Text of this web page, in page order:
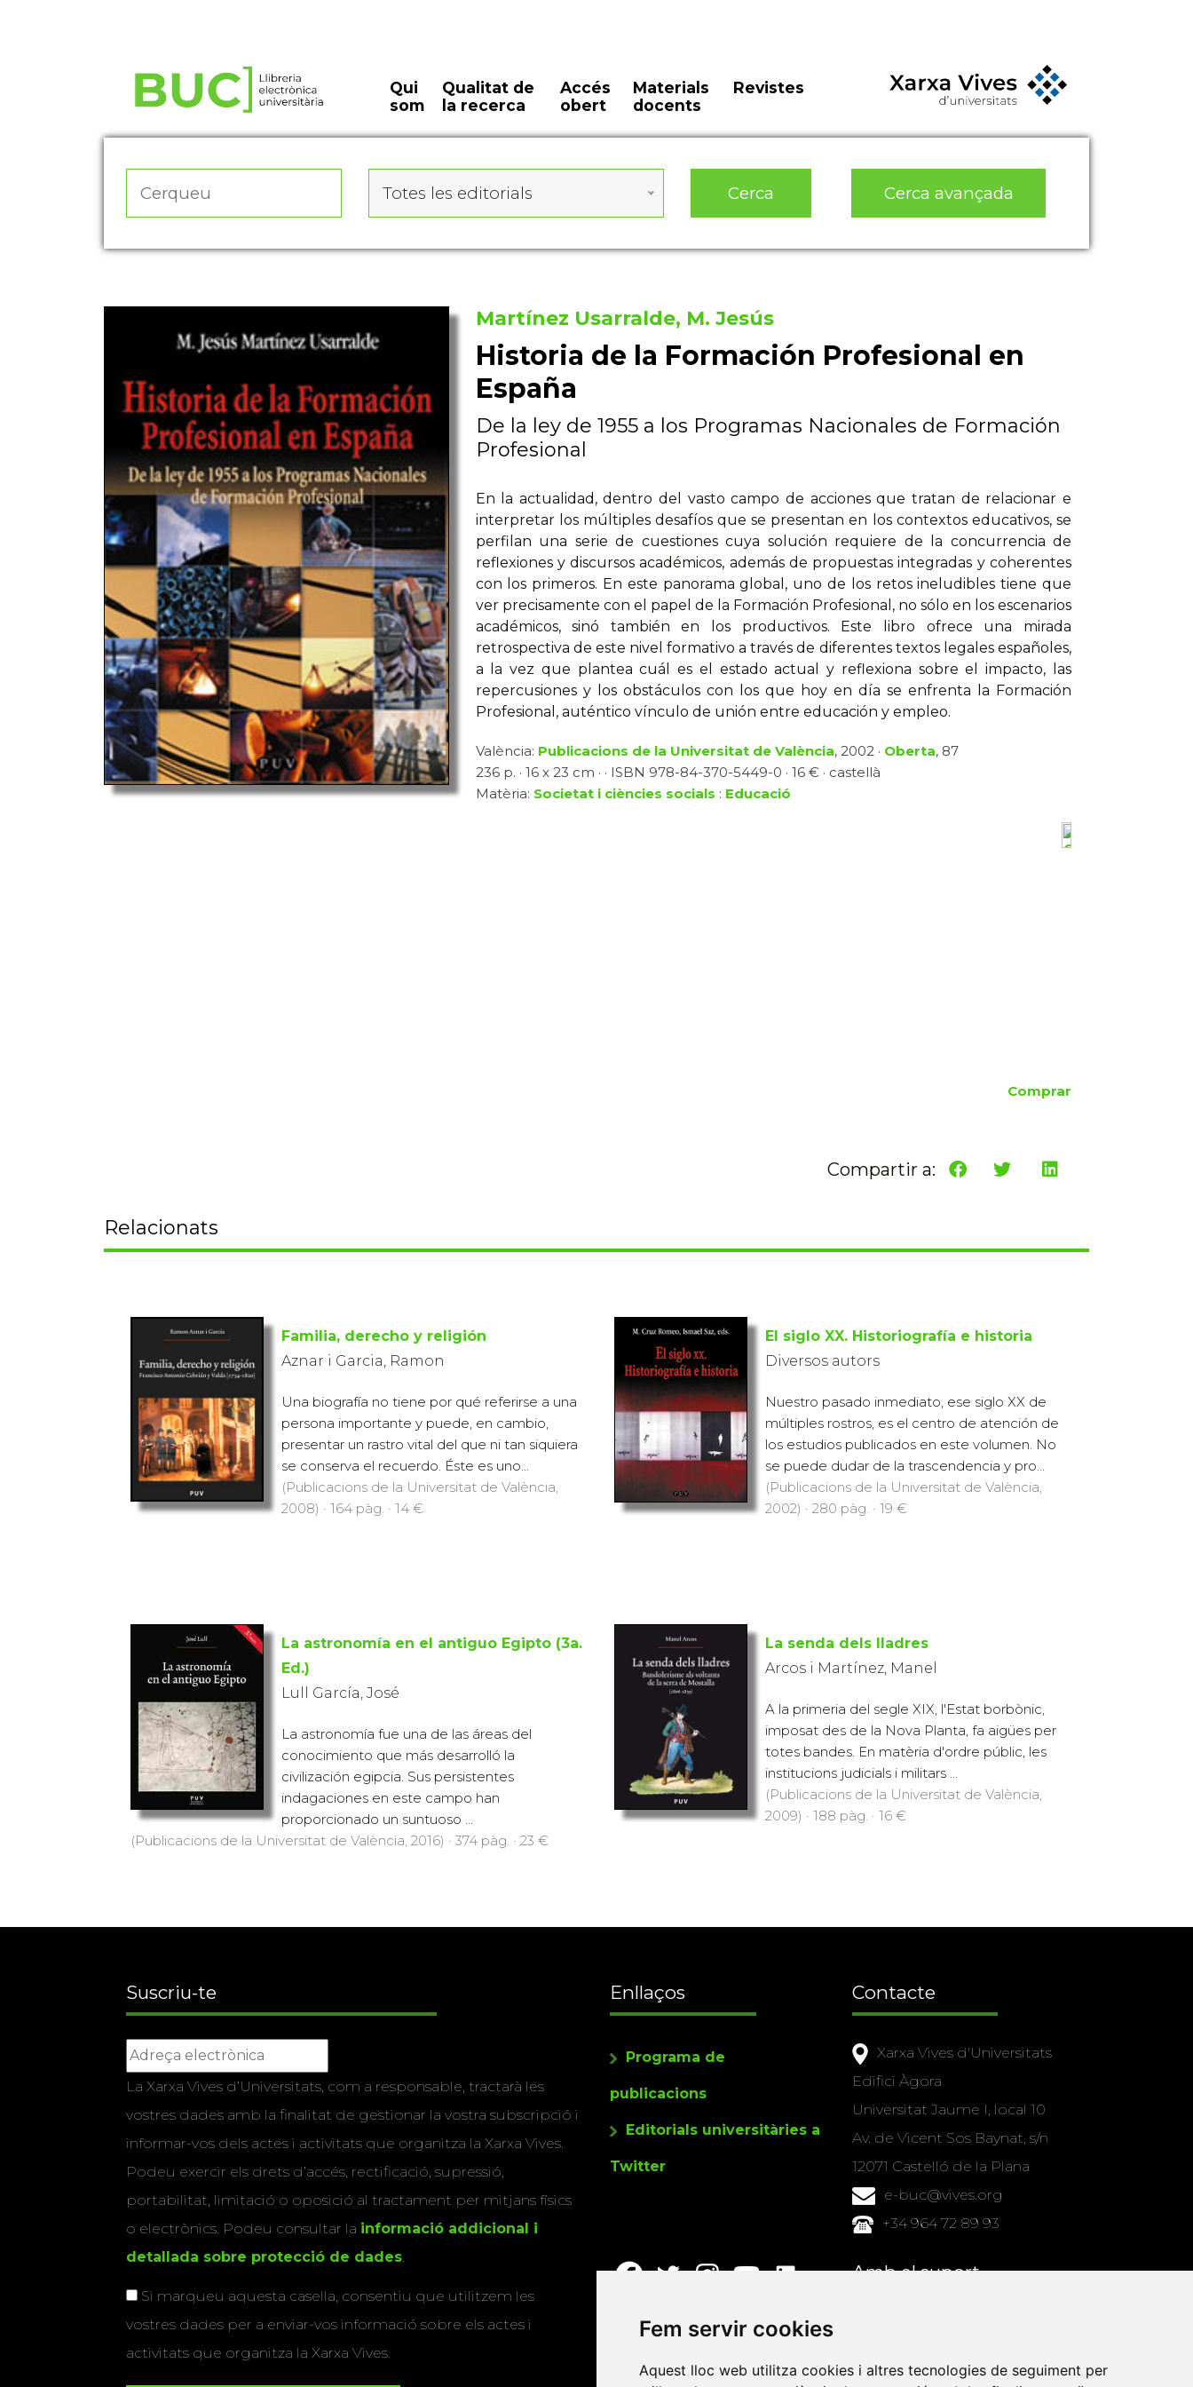
Fem servir cookies
Aquest lloc web utilitza cookies i altres tecnologies de seguiment per
Qui
som
Qualitat de
la recerca
Accés
obert
Materials
docents
Revistes
Totes les editorials Cerca Cerca avançada
Martínez Usarralde, M. Jesús
Historia de la Formación Profesional en
España
De la ley de 1955 a los Programas Nacionales de Formación
Profesional
En la actualidad, dentro del vasto campo de acciones que tratan de relacionar e
interpretar los múltiples desafíos que se presentan en los contextos educativos, se
perfilan una serie de cuestiones cuya solución requiere de la concurrencia de
reflexiones y discursos académicos, además de propuestas integradas y coherentes
con los primeros. En este panorama global, uno de los retos ineludibles tiene que
ver precisamente con el papel de la Formación Profesional, no sólo en los escenarios
académicos, sinó también en los productivos. Este libro ofrece una mirada
retrospectiva de este nivel formativo a través de diferentes textos legales españoles,
a la vez que plantea cuál es el estado actual y reflexiona sobre el impacto, las
repercusiones y los obstáculos con los que hoy en día se enfrenta la Formación
Profesional, auténtico vínculo de unión entre educación y empleo.
València: Publicacions de la Universitat de València, 2002 · Oberta, 87
236 p. · 16 x 23 cm · · ISBN 978-84-370-5449-0 · 16 € · castellà
Matèria: Societat i ciències socials : Educació
Comprar
Compartir a:
Relacionats
Familia, derecho y religión
Aznar i Garcia, Ramon
Una biografía no tiene por qué referirse a una
persona importante y puede, en cambio,
presentar un rastro vital del que ni tan siquiera
se conserva el recuerdo. Éste es uno...
(Publicacions de la Universitat de València,
2008) · 164 pàg. · 14 €
El siglo XX. Historiografía e historia
Diversos autors
Nuestro pasado inmediato, ese siglo XX de
múltiples rostros, es el centro de atención de
los estudios publicados en este volumen. No
se puede dudar de la trascendencia y pro...
(Publicacions de la Universitat de València,
2002) · 280 pàg. · 19 €
La astronomía en el antiguo Egipto (3a.
Ed.)
Lull García, José
La astronomía fue una de las áreas del
conocimiento que más desarrolló la
civilización egipcia. Sus persistentes
indagaciones en este campo han
proporcionado un suntuoso ...
(Publicacions de la Universitat de València, 2016) · 374 pàg. · 23 €
La senda dels lladres
Arcos i Martínez, Manel
A la primeria del segle XIX, l'Estat borbònic,
imposat des de la Nova Planta, fa aigües per
totes bandes. En matèria d'ordre públic, les
institucions judicials i militars ...
(Publicacions de la Universitat de València,
2009) · 188 pàg. · 16 €
Suscriu-te
La Xarxa Vives d’Universitats, com a responsable, tractarà les
vostres dades amb la finalitat de gestionar la vostra subscripció i
informar-vos dels actes i activitats que organitza la Xarxa Vives.
Podeu exercir els drets d’accés, rectificació, supressió,
portabilitat, limitació o oposició al tractament per mitjans físics
o electrònics. Podeu consultar la informació addicional i
detallada sobre protecció de dades.
Si marqueu aquesta casella, consentiu que utilitzem les
vostres dades per a enviar-vos informació sobre els actes i
activitats que organitza la Xarxa Vives.
Enllaços
Programa de
publicacions
Editorials universitàries a
Twitter
Contacte
Xarxa Vives d'Universitats
Edifici Àgora
Universitat Jaume I, local 10
Av. de Vicent Sos Baynat, s/n
12071 Castelló de la Plana
e-buc@vives.org
+34 964 72 89 93
Amb el suport